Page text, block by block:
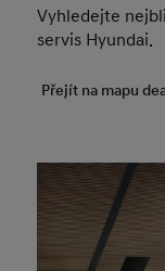
Vyhledejte
servis Hyundai.
Přejít na mapu